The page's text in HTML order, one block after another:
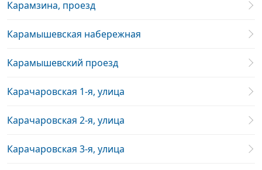
Карамзина, проезд
Карамышевская набережная
Карамышевский проезд
Карачаровская 1-я, улица
Карачаровская 2-я, улица
Карачаровская 3-я, улица